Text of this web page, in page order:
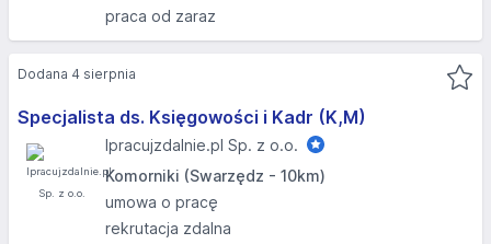
praca od zaraz
Specjalista ds. Księgowości i Kadr (K,M)
Ipracujzdalnie.pl Sp. z o.o.
Komorniki (Swarzędz - 10km)
umowa o pracę
rekrutacja zdalna
Dodana 4 sierpnia